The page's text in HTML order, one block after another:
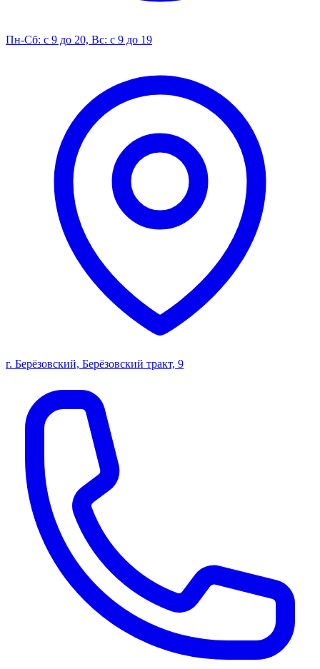
Пн-Сб: с 9 до 20, Вс: с 9 до 19
г. Берёзовский, Берёзовский тракт, 9